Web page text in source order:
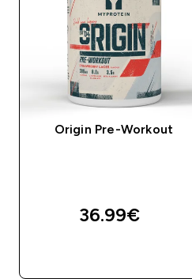
Origin Pre-Workout
36.99€‎